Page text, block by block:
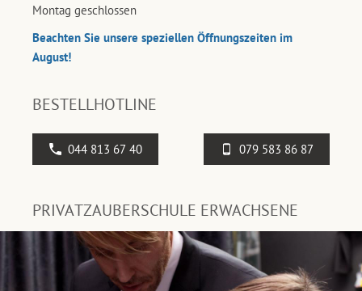
Montag geschlossen
Beachten Sie unsere speziellen Öffnungszeiten im
August!
BESTELLHOTLINE
044 813 67 40 079 583 86 87
PRIVATZAUBERSCHULE ERWACHSENE